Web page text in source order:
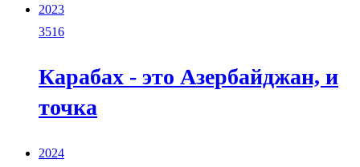
2023
3516
Карабах - это Азербайджан, и
точка
2024